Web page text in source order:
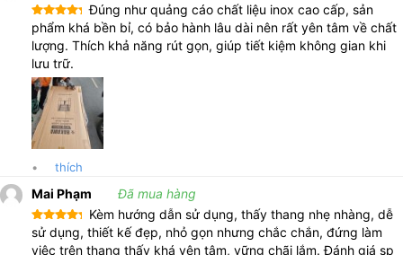
Được xếp
hạng5 5
sao
Đúng như quảng cáo chất liệu inox cao cấp, sản
phẩm khá bền bỉ, có bảo hành lâu dài nên rất yên tâm về chất
lượng. Thích khả năng rút gọn, giúp tiết kiệm không gian khi
lưu trữ.
• thích
Mai Phạm Đã mua hàng
Được xếp
hạng55
sao
Kèm hướng dẫn sử dụng, thấy thang nhẹ nhàng, dễ
sử dụng, thiết kế đẹp, nhỏ gọn nhưng chắc chắn, đứng làm
việc trên thang thấy khá yên tâm, vững chãi lắm. Đánh giá sp